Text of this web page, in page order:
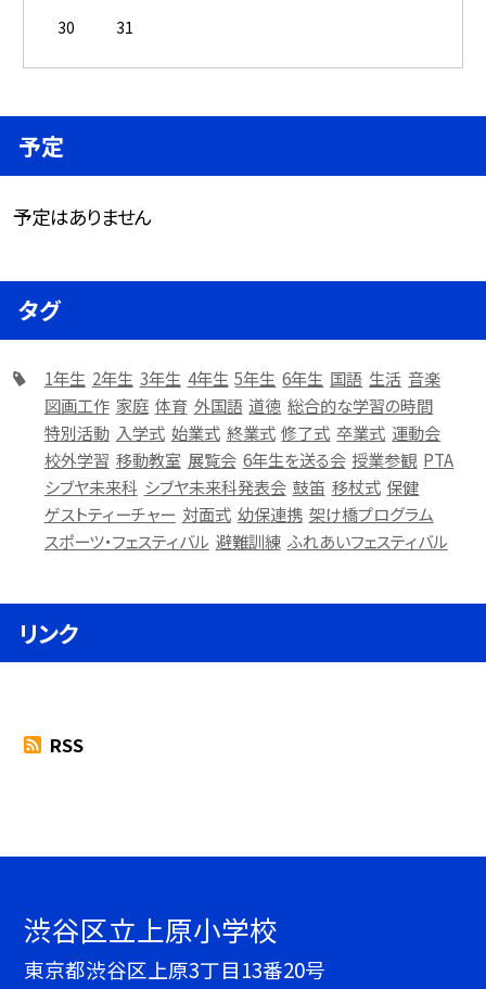
30
31
予定
予定はありません
タグ
1年生 2年生 3年生 4年生 5年生 6年生 国語 生活 音楽
図画工作 家庭 体育 外国語 道徳 総合的な学習の時間
特別活動 入学式 始業式 終業式 修了式 卒業式 運動会
校外学習 移動教室 展覧会 6年生を送る会 授業参観 PTA
シブヤ未来科 シブヤ未来科発表会 鼓笛 移杖式 保健
ゲストティーチャー 対面式 幼保連携 架け橋プログラム
スポーツ・フェスティバル 避難訓練 ふれあいフェスティバル
リンク
RSS
渋谷区立上原小学校
東京都渋谷区上原3丁目13番20号